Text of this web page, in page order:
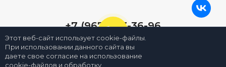
+7 (967) 013-36-96
Этот веб-сайт использует cookie-файлы.
При использовании данного сайта вы
даете свое согласие на использование
cookie-файлов и обработку